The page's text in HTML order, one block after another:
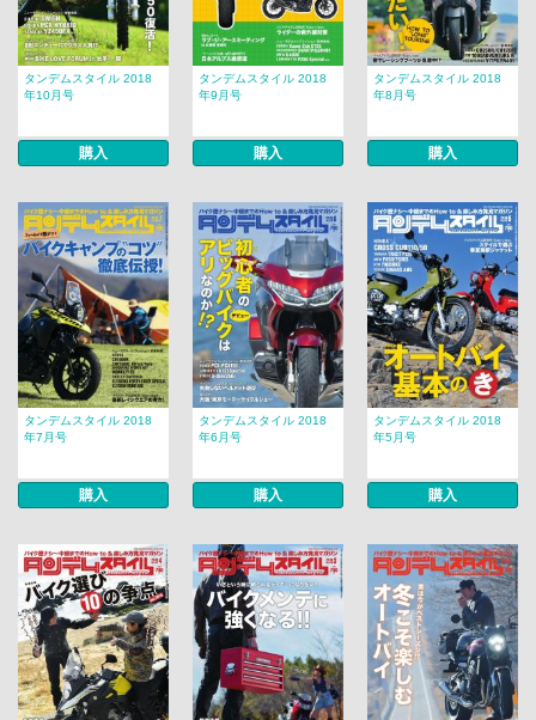
タンデムスタイル 2018
年10月号
購入
タンデムスタイル 2018
年9月号
購入
タンデムスタイル 2018
年8月号
購入
タンデムスタイル 2018
年7月号
購入
タンデムスタイル 2018
年6月号
購入
タンデムスタイル 2018
年5月号
購入